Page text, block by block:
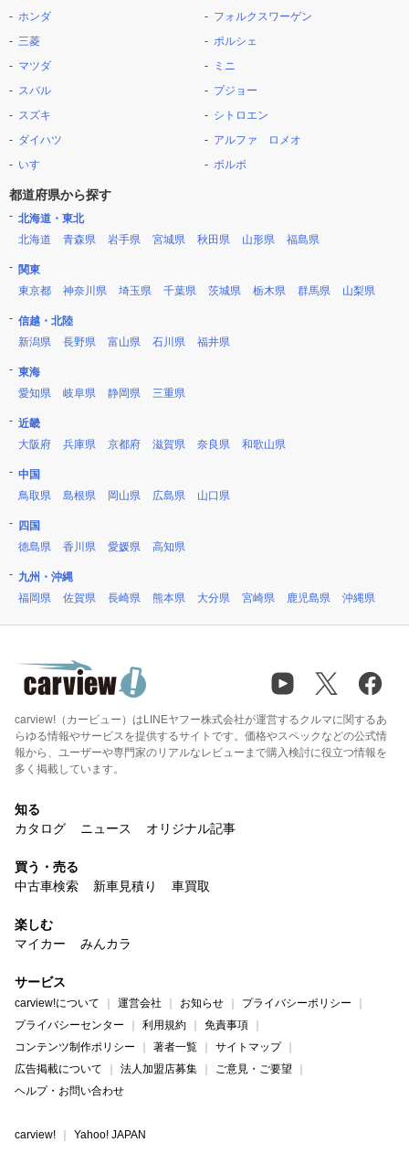
ホンダ
三菱
マツダ
スバル
スズキ
ダイハツ
いすゞ
フォルクスワーゲン
ポルシェ
ミニ
プジョー
シトロエン
アルファ ロメオ
ボルボ
都道府県から探す
北海道・東北
北海道
青森県 岩手県 宮城県 秋田県 山形県 福島県
関東
東京都
神奈川県 埼玉県 千葉県 茨城県 栃木県 群馬県 山梨県
信越・北陸
新潟県
長野県 富山県 石川県 福井県
東海
愛知県
岐阜県 静岡県 三重県
近畿
大阪府
兵庫県 京都府 滋賀県 奈良県 和歌山県
中国
鳥取県
島根県 岡山県 広島県 山口県
四国
徳島県
香川県 愛媛県 高知県
九州・沖縄
福岡県
佐賀県 長崎県 熊本県 大分県 宮崎県 鹿児島県 沖縄県
carview!（カービュー）はLINEヤフー株式会社が運営するクルマに関するあ
らゆる情報やサービスを提供するサイトです。価格やスペックなどの公式情
報から、ユーザーや専門家のリアルなレビューまで購入検討に役立つ情報を
多く掲載しています。
知る
カタログ
ニュース オリジナル記事
買う・売る
中古車検索
新車見積り 車買取
楽しむ
マイカー
みんカラ
サービス
carview!について 運営会社 お知らせ
プライバシーポリシー
プライバシーセンター
利用規約
免責事項
コンテンツ制作ポリシー
著者一覧
サイトマップ
広告掲載について
法人加盟店募集
ご意見・ご要望
ヘルプ・お問い合わせ
carview! Yahoo! JAPAN